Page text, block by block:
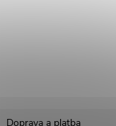
Doprava a platba